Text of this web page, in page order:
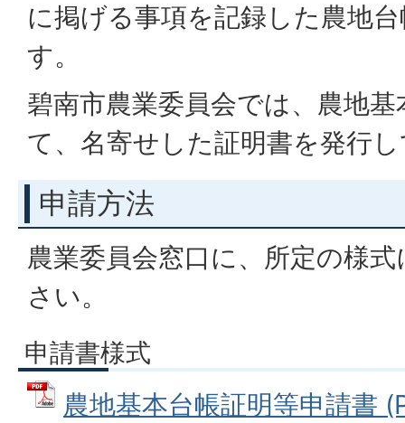
に掲げる事項を記録した農地
す。
碧南市農業委員会では、農地
て、名寄せした証明書を発行
申請方法
農業委員会窓口に、所定の様
さい。
申請書様式
農地基本台帳証明等申請書